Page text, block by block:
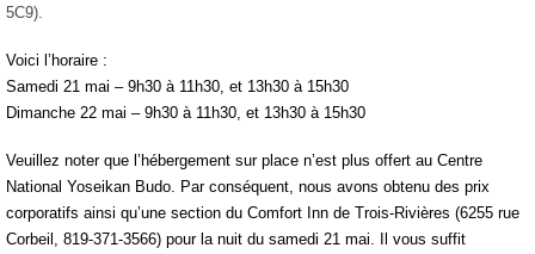
5C9).
Voici l’horaire :
Samedi 21 mai – 9h30 à 11h30, et 13h30 à 15h30
Dimanche 22 mai – 9h30 à 11h30, et 13h30 à 15h30
Veuillez noter que l’hébergement sur place n’est plus offert au Centre
National Yoseikan Budo. Par conséquent, nous avons obtenu des prix
corporatifs ainsi qu’une section du Comfort Inn de Trois-Rivières (6255 rue
Corbeil, 819-371-3566) pour la nuit du samedi 21 mai. Il vous suffit